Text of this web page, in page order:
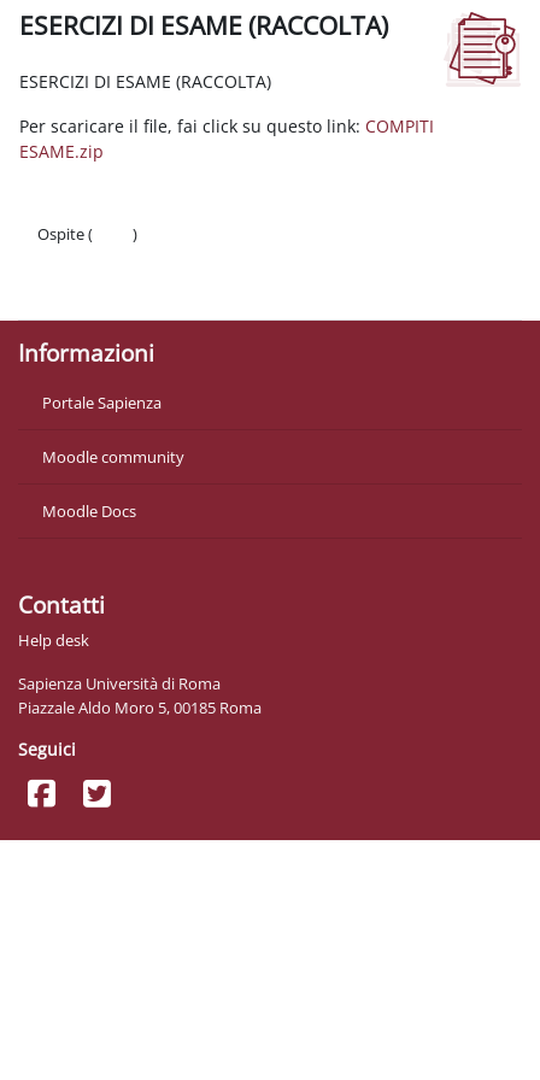
ESERCIZI DI ESAME (RACCOLTA)
ESERCIZI DI ESAME (RACCOLTA)
Per scaricare il file, fai click su questo link: COMPITI
ESAME.zip
Ospite (
)
Informazioni
Portale Sapienza
Moodle community
Moodle Docs
Contatti
Help desk
Sapienza Università di Roma
Piazzale Aldo Moro 5, 00185 Roma
Seguici